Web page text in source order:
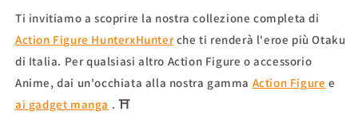
Ti invitiamo a scoprire la nostra collezione completa di
Action Figure HunterxHunterche ti renderà l'eroe più Otaku
di Italia. Per qualsiasi altro Action Figure o accessorio
Anime, dai un'occhiata alla nostra gamma Action Figure e
ai gadget manga . ⛩